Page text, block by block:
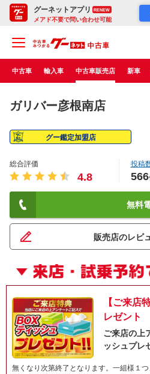
グーネットアプリ RENEW
メアド不要で問い合わせ可能
中古車 輸入車 中古車販売店 新車
ガリバー彦根南店
グー鑑定加盟店
総合評価
4.8
投稿
566
無料
販売店のレビ
【ご来店
レゼント
ご来店の上
ッシュプレ
無くなり次第終了となります。一組様１